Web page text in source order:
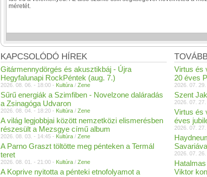
Virtus és
20 éves
2026. 07.
Szent
2026. 07.
Virtus és
éves
2026. 07.
2026. 07.
Viktor
KAPCSOLÓDÓ HÍREK
Gitármennydörgés és akusztikbáj - Újra
Hegyfalunapi RockPéntek (aug. 7.)
2026. 08. 06. - 18:00 - Kultúra / Zene
Sűrű energiák a Szimfiben - Novelzone daláradás
a Zsinagóga Udvaron
2026. 08. 04. - 18:20 - Kultúra / Zene
A világ legjobbjai között nemzetközi elismerésben
részesült a Mezsgye című album
2026. 08. 03. - 14:45 - Kultúra / Zene
A Parno Graszt töltötte meg pénteken a Termál
teret
2026. 08. 01. - 21:00 - Kultúra / Zene
A Koprive nyitotta a pénteki etnofolyamot a